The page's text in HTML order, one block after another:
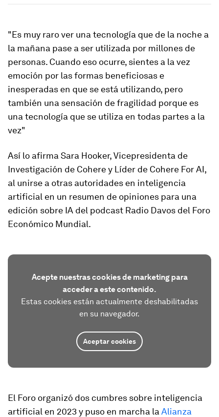
"Es muy raro ver una tecnología que de la noche a
la mañana pase a ser utilizada por millones de
personas. Cuando eso ocurre, sientes a la vez
emoción por las formas beneficiosas e
inesperadas en que se está utilizando, pero
también una sensación de fragilidad porque es
una tecnología que se utiliza en todas partes a la
vez"
Así lo afirma Sara Hooker, Vicepresidenta de
Investigación de Cohere y Líder de Cohere For AI,
al unirse a otras autoridades en inteligencia
artificial en un resumen de opiniones para una
edición sobre IA del podcast Radio Davos del Foro
Económico Mundial.
Acepte nuestras cookies de marketing para
acceder a este contenido.
Estas cookies están actualmente deshabilitadas
en su navegador.
Aceptar cookies
El Foro organizó dos cumbres sobre inteligencia
artificial en 2023 y puso en marcha la Alianza